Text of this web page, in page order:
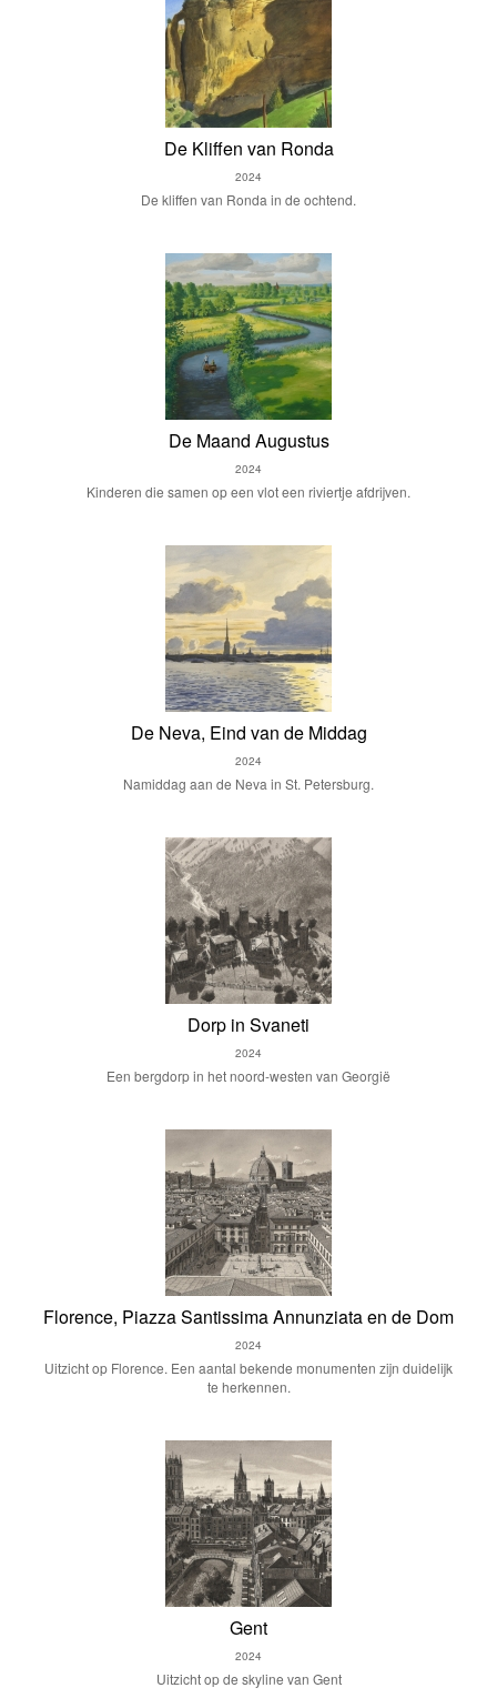
De Kliffen van Ronda
2024
De kliffen van Ronda in de ochtend.
De Maand Augustus
2024
Kinderen die samen op een vlot een riviertje afdrijven.
De Neva, Eind van de Middag
2024
Namiddag aan de Neva in St. Petersburg.
Dorp in Svaneti
2024
Een bergdorp in het noord-westen van Georgië
Florence, Piazza Santissima Annunziata en de Dom
2024
Uitzicht op Florence. Een aantal bekende monumenten zijn duidelijk
te herkennen.
Gent
2024
Uitzicht op de skyline van Gent